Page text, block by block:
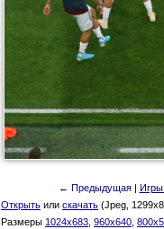
← Предыдущая| Игры
Открыть или скачать (Jpeg,
Размеры 1024x683 960x640